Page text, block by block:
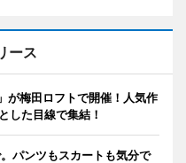
ース
が梅田ロフトで開催！人気作
した目線で集結！
パンツもスカートも気分で